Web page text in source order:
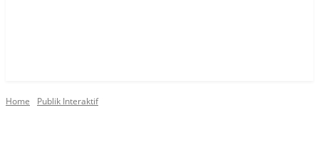
Home Publik Interaktif